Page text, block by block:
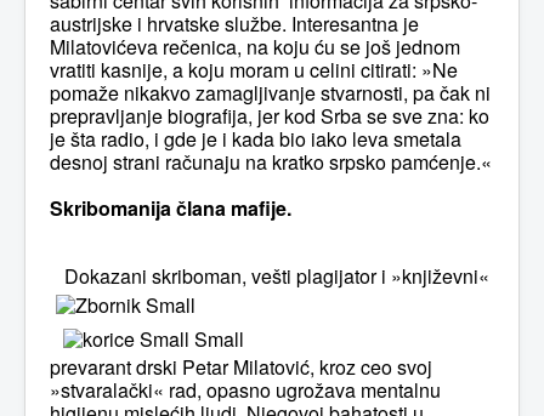
austrijske i hrvatske službe. Interesantna je
Milatovićeva rečenica, na koju ću se još jednom
vratiti kasnije, a koju moram u celini citirati: »Ne
pomaže nikakvo zamagljivanje stvarnosti, pa čak ni
prepravljanje biografija, jer kod Srba se sve zna: ko
je šta radio, i gde je i kada bio iako leva smetala
desnoj strani računaju na kratko srpsko pamćenje.«
Skribomanija člana mafije.
Dokazani skriboman, vešti plagijator i »književni«
prevarant drski Petar Milatović, kroz ceo svoj
»stvaralački« rad, opasno ugrožava mentalnu